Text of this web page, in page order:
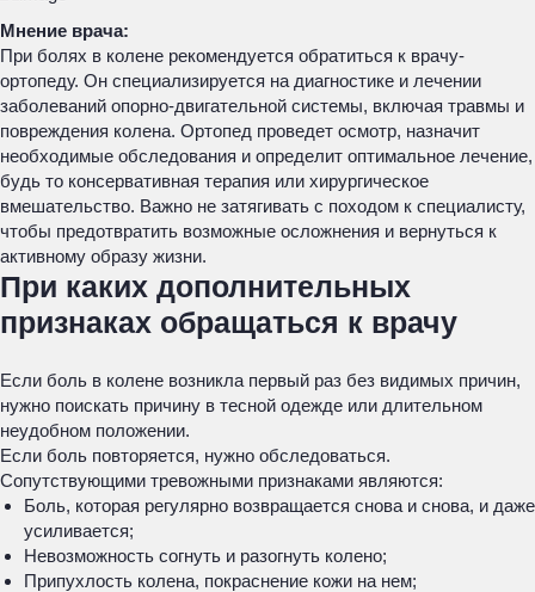
Мнение врача:
При болях в колене рекомендуется обратиться к врачу-
ортопеду. Он специализируется на диагностике и лечении
заболеваний опорно-двигательной системы, включая травмы и
повреждения колена. Ортопед проведет осмотр, назначит
необходимые обследования и определит оптимальное лечение,
будь то консервативная терапия или хирургическое
вмешательство. Важно не затягивать с походом к специалисту,
чтобы предотвратить возможные осложнения и вернуться к
активному образу жизни.
При каких дополнительных
признаках обращаться к врачу
Если боль в колене возникла первый раз без видимых причин,
нужно поискать причину в тесной одежде или длительном
неудобном положении.
Если боль повторяется, нужно обследоваться.
Сопутствующими тревожными признаками являются:
Боль, которая регулярно возвращается снова и снова, и даже
усиливается;
Невозможность согнуть и разогнуть колено;
Припухлость колена, покраснение кожи на нем;